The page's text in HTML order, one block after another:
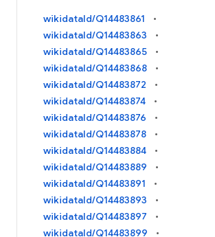
wikidataId/Q14483861
wikidataId/Q14483863
wikidataId/Q14483865
wikidataId/Q14483868
wikidataId/Q14483872
wikidataId/Q14483874
wikidataId/Q14483876
wikidataId/Q14483878
wikidataId/Q14483884
wikidataId/Q14483889
wikidataId/Q14483891
wikidataId/Q14483893
wikidataId/Q14483897
wikidataId/Q14483899